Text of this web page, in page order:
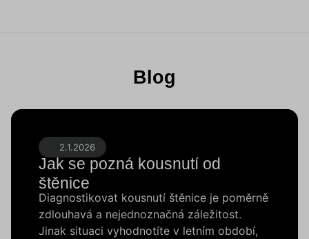
Blog
2.1.2026
Jak se pozná kousnutí od
štěnice
Diagnostikovat kousnutí štěnice je poměrně
zdlouhavá a nejednoznačná záležitost.
Jinak situaci vyhodnotíte v letním období,